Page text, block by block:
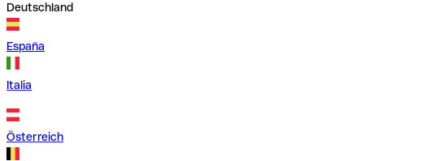
Deutschland
España
Italia
Österreich